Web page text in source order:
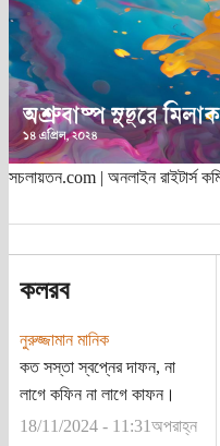
সচলায়তন.com | অনলাইন রাইটার্স
কলরব
নুরুজ্জামান মানিক
কত সস্তা স্বপ্নের দাফন, না
লাগে কফিন না লাগে কাফন।
18/11/2024 - 11:31অপরাহ্ন